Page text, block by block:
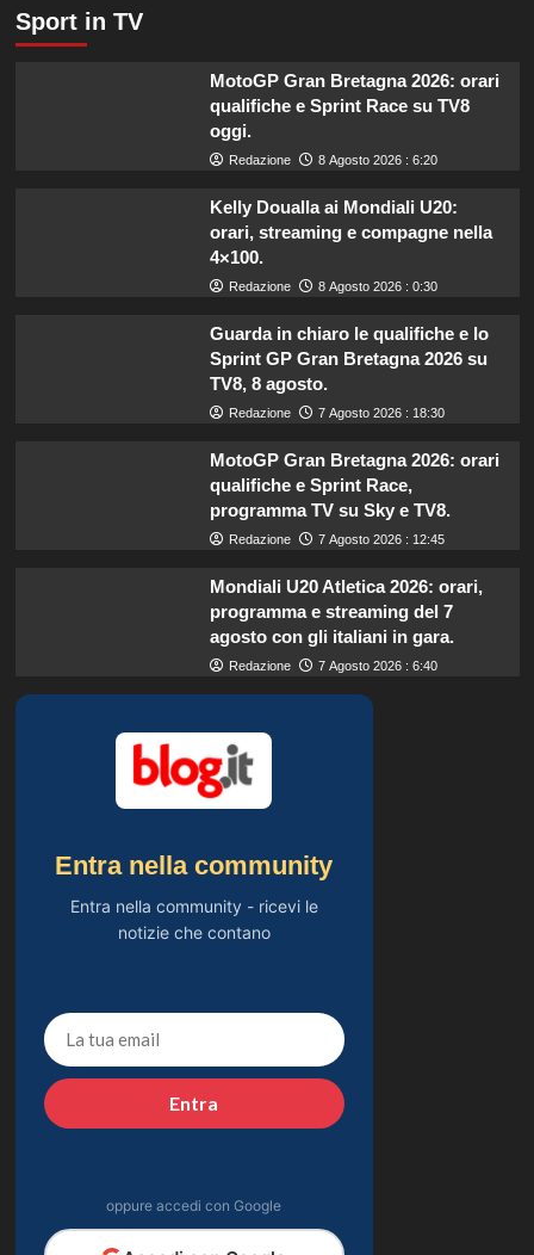
Sport in TV
MotoGP Gran Bretagna 2026: orari
qualifiche e Sprint Race su TV8
oggi.
Redazione 8 Agosto 2026 : 6:20
Kelly Doualla ai Mondiali U20:
orari, streaming e compagne nella
4×100.
Redazione 8 Agosto 2026 : 0:30
Guarda in chiaro le qualifiche e lo
Sprint GP Gran Bretagna 2026 su
TV8, 8 agosto.
Redazione 7 Agosto 2026 : 18:30
MotoGP Gran Bretagna 2026: orari
qualifiche e Sprint Race,
programma TV su Sky e TV8.
Redazione 7 Agosto 2026 : 12:45
Mondiali U20 Atletica 2026: orari,
programma e streaming del 7
agosto con gli italiani in gara.
Redazione 7 Agosto 2026 : 6:40
Entra nella community
Entra nella community - ricevi le
notizie che contano
Entra
oppure accedi con Google